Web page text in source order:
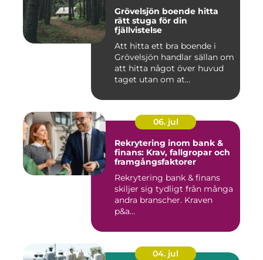
Grövelsjön boende hitta
rätt stuga för din
fjällvistelse
Att hitta ett bra boende i
Grövelsjön handlar sällan om
att hitta något över huvud
taget utan om at...
06. jul
Rekrytering inom bank &
finans: Krav, fallgropar och
framgångsfaktorer
Rekrytering bank & finans
skiljer sig tydligt från många
andra branscher. Kraven
p&a...
04. jul